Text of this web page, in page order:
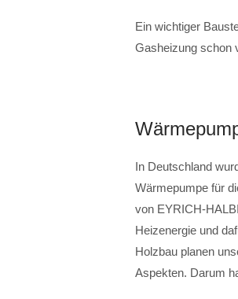
Ein wichtiger
Gasheizung schon
In Deutschland
Wärmepumpe für
von EYRICH-
Heizenergie und
Holzbau planen
Aspekten. Darum